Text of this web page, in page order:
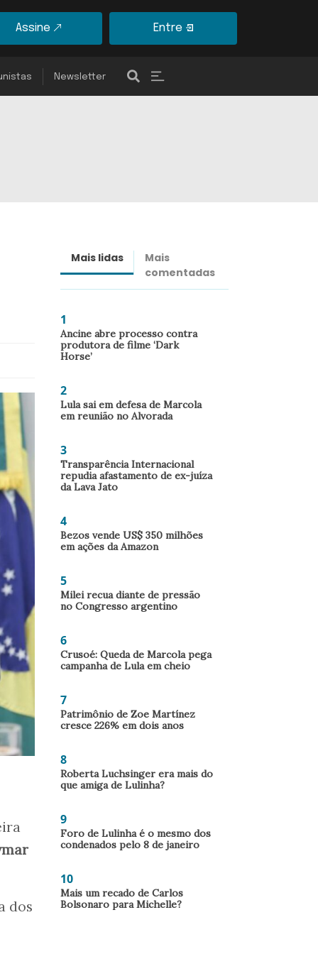
Assine Entre
Newsletter
dos
Mais lidas
Mais
comentadas
1
Ancine abre processo contra
produtora de filme ‘Dark
Horse’
2
Lula sai em defesa de Marcola
em reunião no Alvorada
3
Transparência Internacional
repudia afastamento de ex-juíza
da Lava Jato
4
Bezos vende US$ 350 milhões
em ações da Amazon
5
Milei recua diante de pressão
no Congresso argentino
6
Crusoé: Queda de Marcola pega
campanha de Lula em cheio
7
Patrimônio de Zoe Martínez
cresce 226% em dois anos
8
Roberta Luchsinger era mais do
que amiga de Lulinha?
9
Foro de Lulinha é o mesmo dos
condenados pelo 8 de janeiro
10
Mais um recado de Carlos
Bolsonaro para Michelle?